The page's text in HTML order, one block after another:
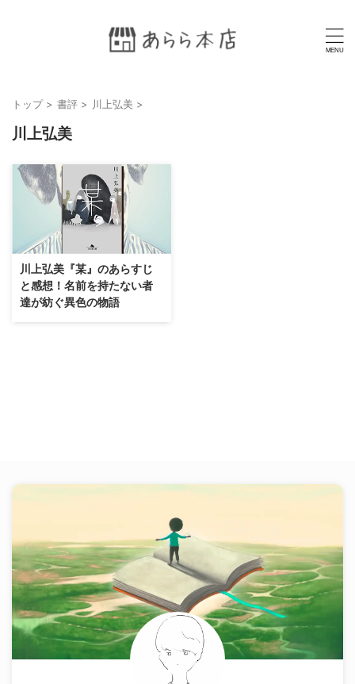
トップ> 書評 > 川上弘美 >
川上弘美
川上弘美『某』のあらすじ
と感想！名前を持たない者
達が紡ぐ異色の物語